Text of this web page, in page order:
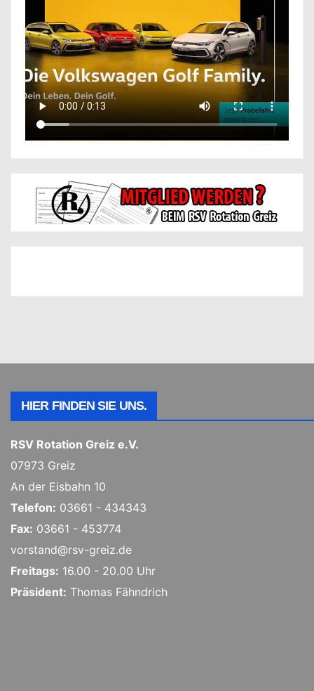
HIER FINDEN SIE UNS.
RSV Rotation Greiz e.V.
07973 Greiz
An der Eisbahn 10
Telefon: 03661 - 434343
Fax: 03661 - 453774
vorstand@rsv-greiz.de
Freitags: 16.00 - 20.00 Uhr
Präsident: Thomas Fähndrich